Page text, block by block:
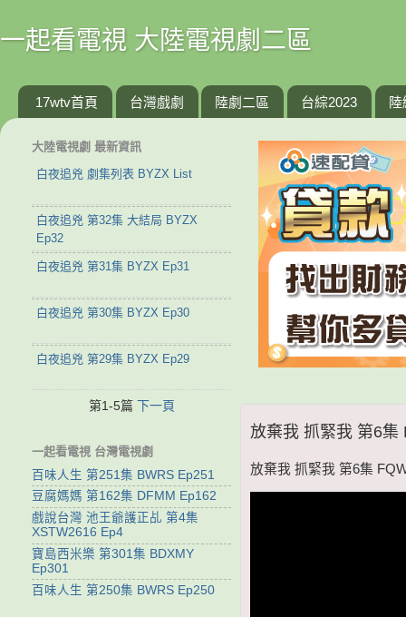
一起看電視 大陸電視劇二區
17wtv首頁 台灣戲劇 陸劇二區 台綜2023 陸
放棄我 抓緊我 第6集
放棄我 抓緊我 第6集
大陸電視劇 最新資訊
白夜追兇 劇集列表 BYZX List
白夜追兇 第32集 大結局 BYZX
Ep32
白夜追兇 第31集 BYZX Ep31
白夜追兇 第30集 BYZX Ep30
白夜追兇 第29集 BYZX Ep29
第1-5篇 下一頁
一起看電視 台灣電視劇
百味人生 第251集 BWRS Ep251
豆腐媽媽 第162集 DFMM Ep162
戲說台灣 池王爺護正乩 第4集
XSTW2616 Ep4
寶島西米樂 第301集 BDXMY
Ep301
百味人生 第250集 BWRS Ep250